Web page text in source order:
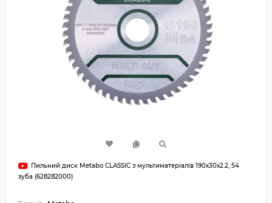
Пильний диск Metabo CLASSIC з мультиматеріалів 190х30х2.2, 54
зуба (628282000)